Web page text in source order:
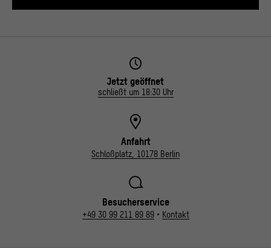
Jetzt geöffnet
schließt um 18:30 Uhr
Anfahrt
Schloßplatz, 10178 Berlin
Besucherservice
+49 30 99 211 89 89• Kontakt